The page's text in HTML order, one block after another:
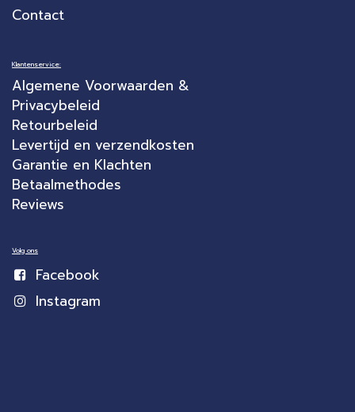
Contact
Klantenservice:
Algemene Voorwaarden &
Privacybeleid
Retourbeleid
Levertijd en verzendkosten
Garantie en Klachten
Betaalmethodes
Reviews
Volg ons
Facebook
Instagram